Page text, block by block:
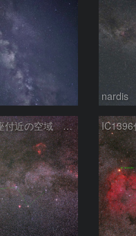
nardis
カシオペア座付近の空域 260720